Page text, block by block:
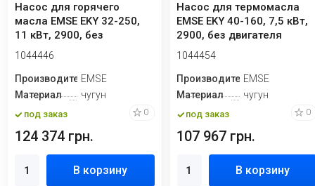
Насос для горячего
масла EMSE EKY 32-250,
11 кВт, 2900, без
двигателя
1044446
ПроизводительEMSE
Материал
чугун
под заказ 0
124 374 грн.
В корзину
Насос для термомасла
EMSE EKY 40-160, 7,5 кВт,
2900, без двигателя
1044454
ПроизводительEMSE
Материал
чугун
под заказ 0
107 967 грн.
В корзину